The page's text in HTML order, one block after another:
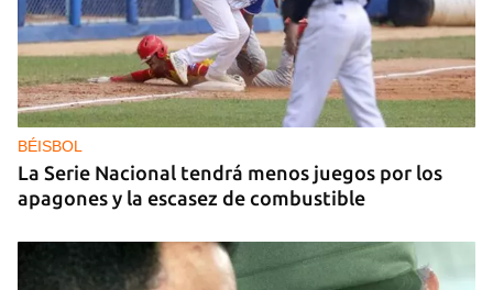
DEPORTACIONES EE UU
El ICE envía a la fuerza a migrantes, entre ellos
cuatro cubanos, a la República Centroafricana
BÉISBOL
La Serie Nacional tendrá menos juegos por los
apagones y la escasez de combustible